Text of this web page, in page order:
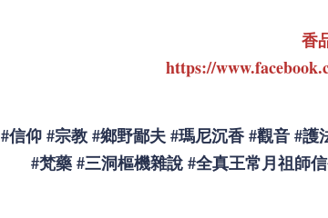
香
https://
#信仰 #宗教 #鄉野鄙夫 #瑪尼沉香 #觀音 #護
#梵藥 #三洞樞機雜說 #全真王常月祖師